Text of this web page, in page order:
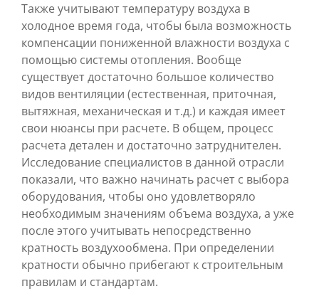
Также учитывают температуру воздуха в
холодное время года, чтобы была возможность
компенсации пониженной влажности воздуха с
помощью системы отопления. Вообще
существует достаточно большое количество
видов вентиляции (естественная, приточная,
вытяжная, механическая и т.д.) и каждая имеет
свои нюансы при расчете. В общем, процесс
расчета детален и достаточно затруднителен.
Исследование специалистов в данной отрасли
показали, что важно начинать расчет с выбора
оборудования, чтобы оно удовлетворяло
необходимым значениям объема воздуха, а уже
после этого учитывать непосредственно
кратность воздухообмена. При определении
кратности обычно прибегают к строительным
правилам и стандартам.